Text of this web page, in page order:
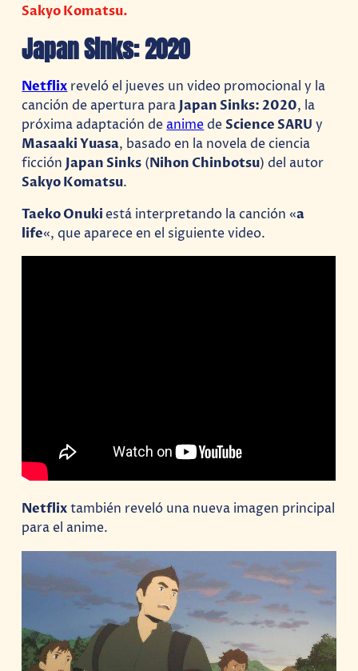
Sakyo Komatsu.
Japan Sinks: 2020
Netflix reveló el jueves un video promocional y la
canción de apertura para Japan Sinks: 2020, la
próxima adaptación de animedeScience SARU y
Masaaki Yuasa, basado en la novela de ciencia
ficción Japan Sinks (Nihon Chinbotsu) del autor
Sakyo Komatsu.
Taeko Onukiestá interpretando la canción «a
life«, que aparece en el siguiente video.
Netflixtambién reveló una nueva imagen principal
para el anime.